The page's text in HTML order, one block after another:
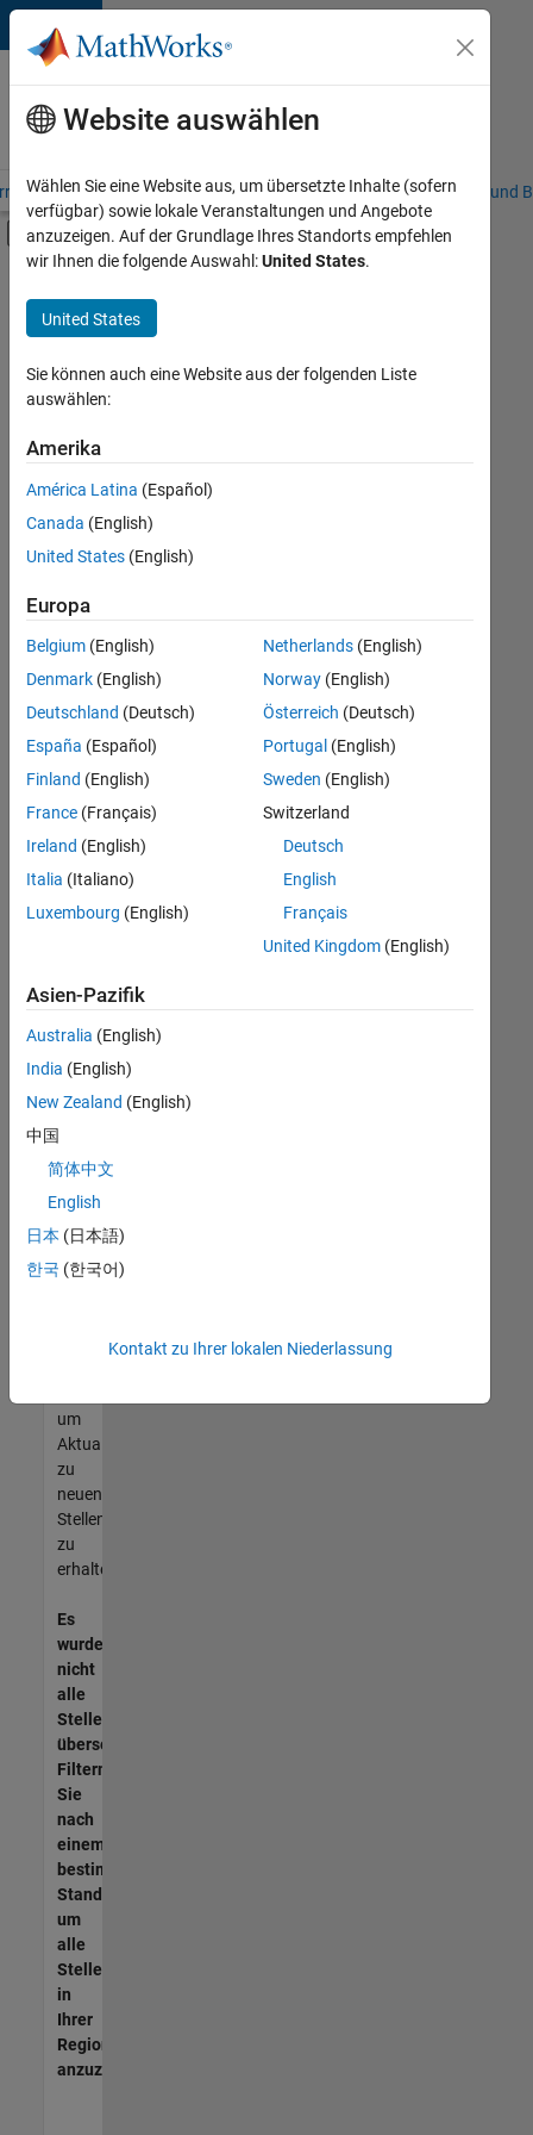
Weiter zum Inhalt
Karriere
bei
MathWorks
– Übersicht Stellensuche Niederlassungen Studierende und
Umschaltung für Off-Canvas-
Hauptinhalt
Praktika
Information Technology
Commercial Sales
Customer Support
Sales Operations
Business Model Team
Finance and Operations
Legal
+8
Derzeit
es
keine
offenen
Stellen,
Ihren
Suchkriterien
entsprechen.
können
die
Suchkriterien
weiter
fassen
oder
alle
Stellenangebote
anzeigen .
noch
keine
offenen
Stellen
können,
die
Ihren
entsprechen,
werden
unseres
um
Aktualisierungen
zu
neuen
Stellenangeboten
zu
erhalten.
Es
wurden
nicht
alle
Stellen
übersetzt.
Filtern
Sie
nach
einem
bestimmten
Standort,
um
alle
Stellenangebote
in
Ihrer
Region
anzuzeigen.
Website auswählen
Wählen Sie eine Website aus, um übersetzte Inhalte (sofern
verfügbar) sowie lokale Veranstaltungen und Angebote
anzuzeigen. Auf der Grundlage Ihres Standorts empfehlen
wir Ihnen die folgende Auswahl:United States.
United States
Sie können auch eine Website aus der folgenden Liste
auswählen:
Amerika
América Latina (Español)
Canada (English)
United States (English)
Europa
Belgium (English)
Denmark (English)
Deutschland (Deutsch)
España (Español)
Finland (English)
France (Français)
Ireland (English)
Italia (Italiano)
Luxembourg (English)
Netherlands(English)
Norway(English)
Österreich (Deutsch)
Portugal (English)
Sweden (English)
Switzerland
Deutsch
English
Français
United Kingdom(English)
Asien-Pazifik
Australia (English)
India (English)
New Zealand (English)
中国
简体中文
English
日本 (日本語)
한국 (한국어)
Kontakt zu Ihrer lokalen Niederlassung